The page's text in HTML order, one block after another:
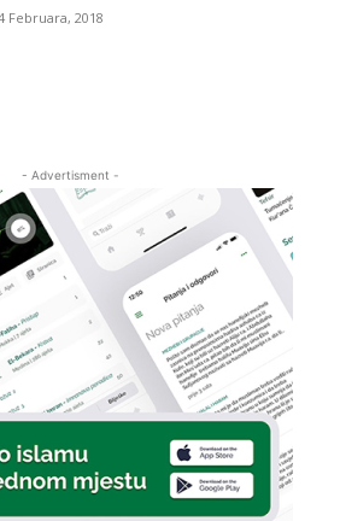
Februara, 2018
- Advertisment -